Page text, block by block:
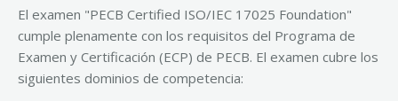
El examen "PECB Certified ISO/IEC 17025 Foundation"
cumple plenamente con los requisitos del Programa de
Examen y Certificación (ECP) de PECB. El examen cubre los
siguientes dominios de competencia: